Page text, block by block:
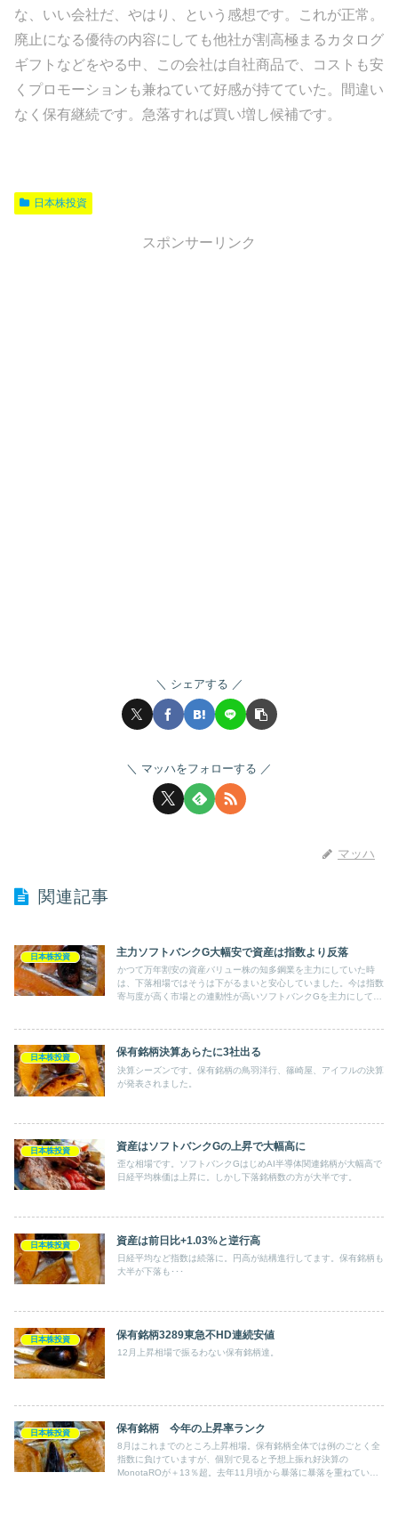
な、いい会社だ、やはり、という感想です。これが正常。
廃止になる優待の内容にしても他社が割高極まるカタログ
ギフトなどをやる中、この会社は自社商品で、コストも安
くプロモーションも兼ねていて好感が持てていた。間違い
なく保有継続です。急落すれば買い増し候補です。
日本株投資
スポンサーリンク
シェアする
マッハをフォローする
マッハ
関連記事
日本株投資 主力ソフトバンクG大幅安で資産は指数より反落
かつて万年割安の資産バリュー株の知多鋼業を主力にしていた時
は、下落相場ではそうは下がるまいと安心していました。今は指数
寄与度が高く市場との連動性が高いソフトバンクGを主力にしてい
日本株投資 保有銘柄決算あらたに3社出る
決算シーズンです。保有銘柄の鳥羽洋行、篠崎屋、アイフルの決算
が発表されました。
日本株投資 資産はソフトバンクGの上昇で大幅高に
歪な相場です。ソフトバンクGはじめAI半導体関連銘柄が大幅高で
日経平均株価は上昇に。しかし下落銘柄数の方が大半です。
日本株投資 資産は前日比+1.03%と逆行高
日経平均など指数は続落に。円高が結構進行してます。保有銘柄も
大半が下落も･･･
日本株投資 保有銘柄3289東急不HD連続安値
12月上昇相場で振るわない保有銘柄達。
日本株投資 保有銘柄 今年の上昇率ランク
8月はこれまでのところ上昇相場。保有銘柄全体では例のごとく全
指数に負けていますが、個別で見ると予想上振れ好決算の
MonotaROが＋13％超。去年11月頃から暴落に暴落を重ねていた